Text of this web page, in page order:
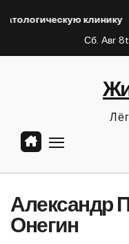
клинику
Выбор
Сб. Авг
Александр
Онегин